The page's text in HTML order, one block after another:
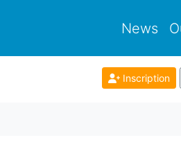
News
Inscription